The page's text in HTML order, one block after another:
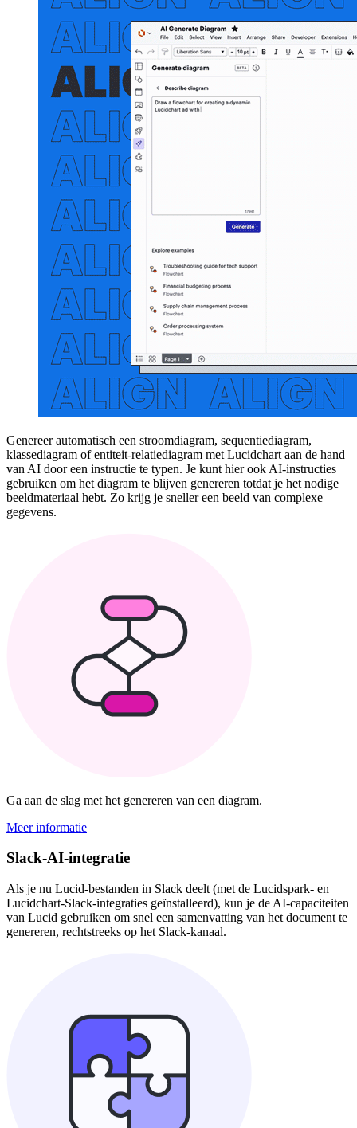
Genereer automatisch een stroomdiagram, sequentiediagram,
klassediagram of entiteit-relatiediagram met Lucidchart aan de hand
van AI door een instructie te typen. Je kunt hier ook AI-instructies
gebruiken om het diagram te blijven genereren totdat je het nodige
beeldmateriaal hebt. Zo krijg je sneller een beeld van complexe
gegevens.
Ga aan de slag met het genereren van een diagram.
Meer informatie
Slack-AI-integratie
Als je nu Lucid-bestanden in Slack deelt (met de Lucidspark- en
Lucidchart-Slack-integraties geïnstalleerd), kun je de AI-capaciteiten
van Lucid gebruiken om snel een samenvatting van het document te
genereren, rechtstreeks op het Slack-kanaal.